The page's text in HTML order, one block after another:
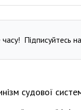
Підписуйтесь
судової